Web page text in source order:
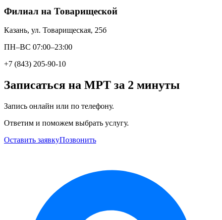
Филиал на Товарищеской
Казань, ул. Товарищеская, 25б
ПН–ВС 07:00–23:00
+7 (843) 205-90-10
Записаться на МРТ за 2 минуты
Запись онлайн или по телефону.
Ответим и поможем выбрать услугу.
Оставить заявкуПозвонить